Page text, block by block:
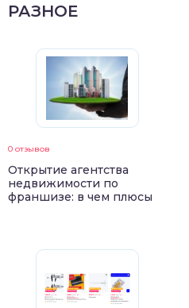
РАЗНОЕ
0 отзывов
Открытие агентства
недвижимости по
франшизе: в чем плюсы